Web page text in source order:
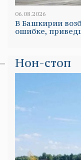
06.08.2026
В Башкирии
ошибке,
Нон-стоп